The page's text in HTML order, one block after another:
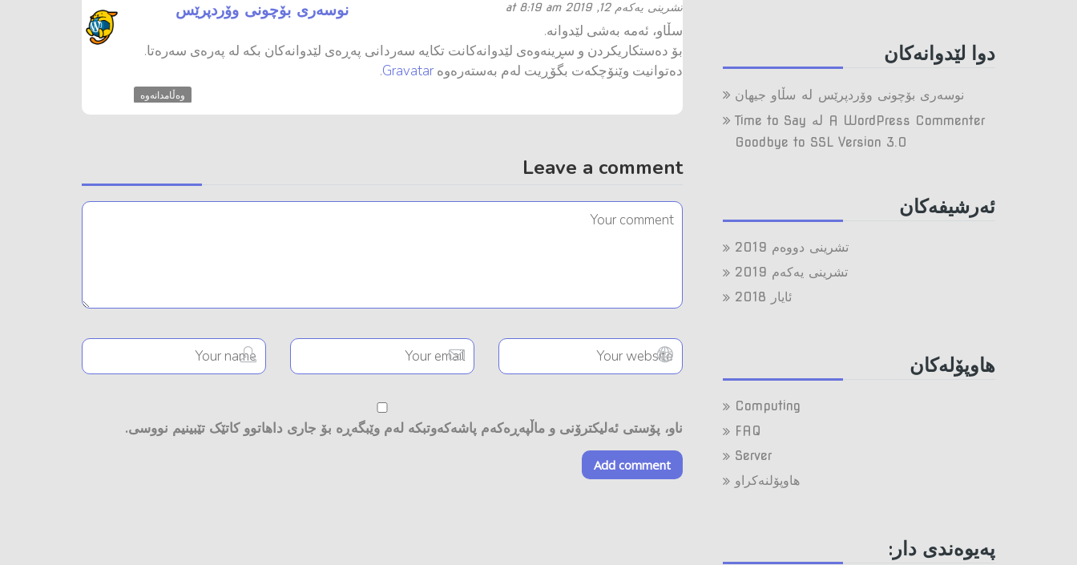
نوسەری بۆچونی وۆردپرێس تشرینی یه‌كه‌م 12, 2019 at 8:19 am
سڵاو، ئەمە بەشی لێدوانە.
بۆ دەستکاریکردن و سڕینەوەی لێدوانەکانت تکایە سەردانی پەڕەی لێدوانەکان بکە لە پەرەی سەرەتا.
دەتوانیت وێنۆچکەت بگۆڕیت لەم بەستەرەوە Gravatar
.
وەڵامدانەوە
Leave a comment
ناو، پۆستی ئەلیکترۆنی و ماڵپەڕەکەم پاشەکەوتبکە لەم وێبگەڕە بۆ جاری داهاتوو کاتێک تێبینیم نووسی.
دوا لێدوانه‌کان
نوسەری بۆچونی وۆردپرێس لە سڵاو جیهان
A WordPress Commenter لە Time to Say
Goodbye to SSL Version 3.0
ئه‌رشیفه‌کان
تشرینی دووه‌م 2019
تشرینی یه‌كه‌م 2019
ئایار 2018
هاوپۆله‌كان
Computing
FAQ
Server
هاوپۆلنه‌كراو
په‌یوه‌ندی دار: